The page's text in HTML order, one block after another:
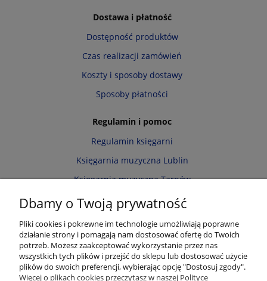
Dostawa i płatność
Dostępność produktów
Czas realizacji zamówień
Koszty i sposoby dostawy
Sposoby płatności
Regulamin i pomoc
Regulamin księgarni
Księgarnia muzyczna Lublin
Księgarnia muzyczna Tarnów
Informacja o cookies
Zwroty i reklamacje
Moje konto
Dbamy o Twoją prywatność
Pliki cookies i pokrewne im technologie umożliwiają poprawne
działanie strony i pomagają nam dostosować ofertę do Twoich
potrzeb. Możesz zaakceptować wykorzystanie przez nas
wszystkich tych plików i przejść do sklepu lub dostosować użycie
plików do swoich preferencji, wybierając opcję "Dostosuj zgody".
Więcej o plikach cookies przeczytasz w naszej Polityce